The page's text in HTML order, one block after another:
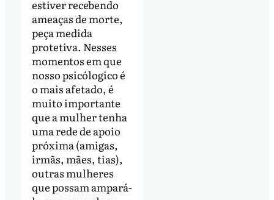
estiver recebendo
ameaças de morte,
peça medida
protetiva. Nesses
momentos em que
nosso psicólogico é
o mais afetado, é
muito importante
que a mulher tenha
uma rede de apoio
próxima (amigas,
irmãs, mães, tias),
outras mulheres
que possam ampará-